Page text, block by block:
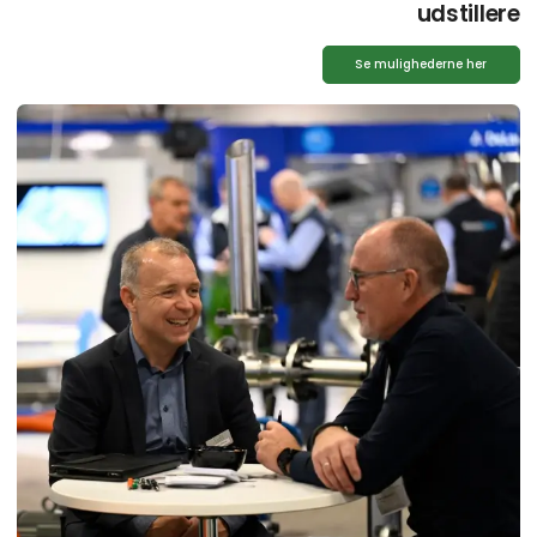
udstillere
Se mulighederne her